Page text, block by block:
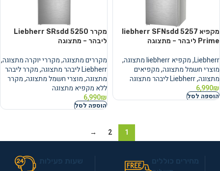
מקפיא liebherr SFNsdd 5257
Prime ליבהר – מתצוגה
Liebherr
,מקפיא liebherr מתצוגה
,
מוצרי חשמל מתצוגה,מקפיאים
מתצוגה,Liebherr ליבהר מתצוגה
6,990₪
הוספה לסל
מקרר Liebherr SRsdd 5250
ליבהר – מתצוגה
מקררים מתצוגה,מקררי יוקרה מתצוגה,
Liebherr ליבהר מתצוגה
,מקרר ליבהר
מתצוגה,מוצרי חשמל מתצוגה,מקרר
ללא מקפיא מתצוגה
6,990₪
הוספה לסל
1
2
→